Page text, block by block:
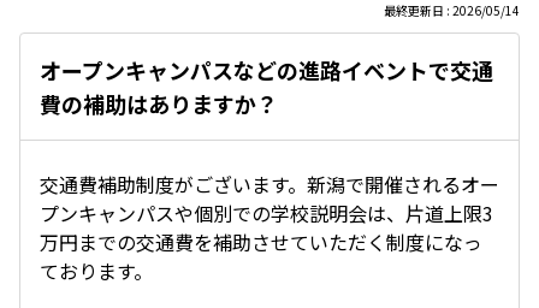
最終更新日 : 2026/05/14
オープンキャンパスなどの進路イベントで交通
費の補助はありますか？
交通費補助制度がございます。新潟で開催されるオー
プンキャンパスや個別での学校説明会は、片道上限3
万円までの交通費を補助させていただく制度になっ
ております。